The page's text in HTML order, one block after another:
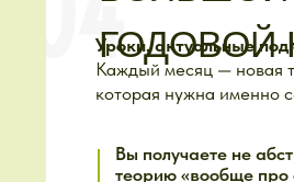
ЧТО ГОВОРЯТ
УЧАСТНИКИ О
НАШЕЙ